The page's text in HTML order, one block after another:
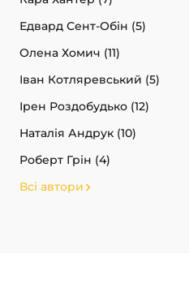
Едвард Сент-Обін (5)
Олена Хомич (11)
Іван Котляревський (5)
Ірен Роздобудько (12)
Наталія Андрук (10)
Роберт Грін (4)
Всі автори